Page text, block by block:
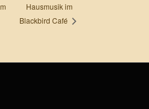
Hausmusik im
Blackbird Café